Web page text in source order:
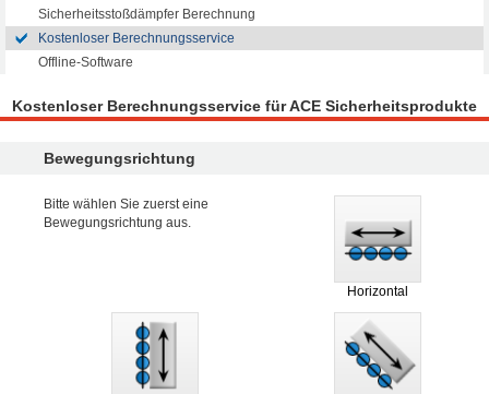
Sicherheitsstoßdämpfer Berechnung
Kostenloser Berechnungsservice
Offline-Software
Kostenloser Berechnungsservice für ACE Sicherheitsprodukte
Bewegungsrichtung
Bitte wählen Sie zuerst eine
Bewegungsrichtung aus.
Horizontal